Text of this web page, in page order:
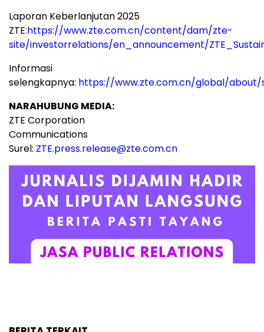
Laporan Keberlanjutan 2025
ZTE:https://www.zte.com.cn/content/dam/zte-
site/investorrelations/en_announcement/
Informasi
selengkapnya: https://www.zte.com.cn/global/about/
NARAHUBUNG MEDIA:
ZTE Corporation
Communications
Surel: ZTE.press.release@zte.com.cn